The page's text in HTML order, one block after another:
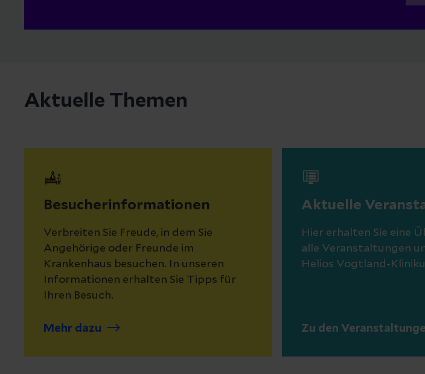
Aktuelle Themen
Besucherinformationen
Verbreiten Sie Freude, in dem Sie
Angehörige oder Freunde im
Krankenhaus besuchen. In unseren
Informationen erhalten Sie Tipps für
Ihren Besuch.
Mehr dazu
Aktuelle
Hier erhalten Sie eine
alle Veranstaltungen
Helios Vogtland-
Zu den